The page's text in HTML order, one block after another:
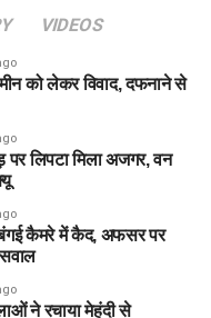
VIDEOS
को लेकर विवाद, दफनाने से
पर लिपटा मिला अजगर, वन
दबंगई कैमरे में कैद, अफसर पर
ने रचाया मेहंदी से